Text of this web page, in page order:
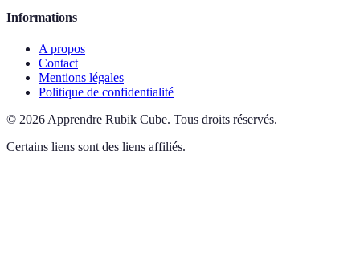
Informations
A propos
Contact
Mentions légales
Politique de confidentialité
© 2026 Apprendre Rubik Cube. Tous droits réservés.
Certains liens sont des liens affiliés.